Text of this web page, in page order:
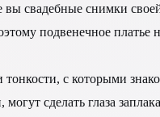
свадебные снимки
подвенечное
с которыми
сделать глаза